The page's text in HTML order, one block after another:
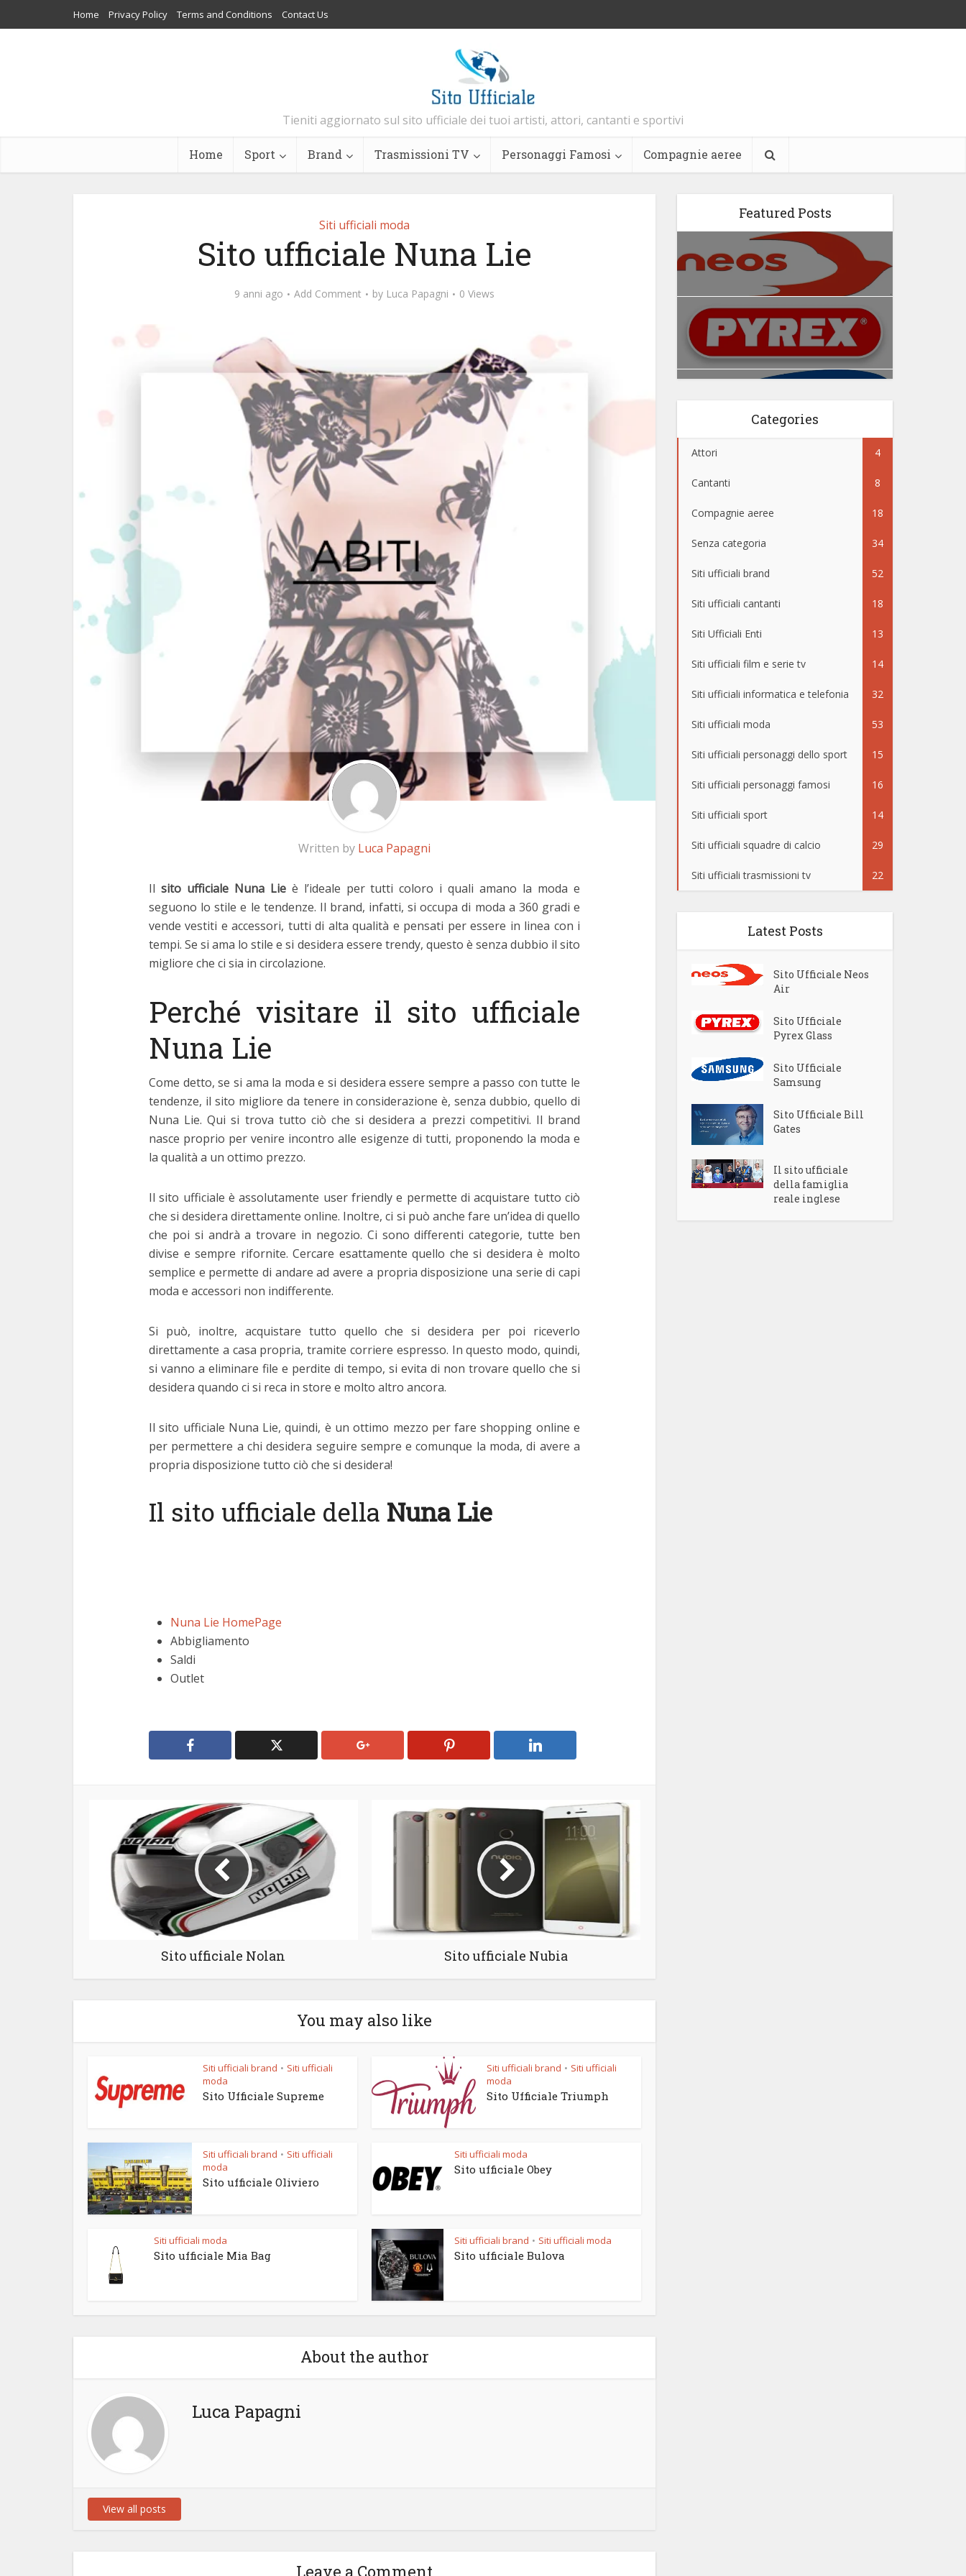
Home Privacy Policy Terms and Conditions Contact Us
Tieniti aggiornato sul sito ufficiale dei tuoi artisti, attori, cantanti e sportivi
Home Sport Brand Trasmissioni TV Personaggi Famosi Compagnie aeree
Siti ufficiali moda
Sito ufficiale Nuna Lie
9 anni ago Add Comment by Luca Papagni 0 Views
Written by Luca Papagni
Il sito ufficiale Nuna Lie è l’ideale per tutti coloro i quali amano la moda e
seguono lo stile e le tendenze. Il brand, infatti, si occupa di moda a 360 gradi e
vende vestiti e accessori, tutti di alta qualità e pensati per essere in linea con i
tempi. Se si ama lo stile e si desidera essere trendy, questo è senza dubbio il sito
migliore che ci sia in circolazione.
Perché visitare il sito ufficiale
Nuna Lie
Come detto, se si ama la moda e si desidera essere sempre a passo con tutte le
tendenze, il sito migliore da tenere in considerazione è, senza dubbio, quello di
Nuna Lie. Qui si trova tutto ciò che si desidera a prezzi competitivi. Il brand
nasce proprio per venire incontro alle esigenze di tutti, proponendo la moda e
la qualità a un ottimo prezzo.
Il sito ufficiale è assolutamente user friendly e permette di acquistare tutto ciò
che si desidera direttamente online. Inoltre, ci si può anche fare un’idea di quello
che poi si andrà a trovare in negozio. Ci sono differenti categorie, tutte ben
divise e sempre rifornite. Cercare esattamente quello che si desidera è molto
semplice e permette di andare ad avere a propria disposizione una serie di capi
moda e accessori non indifferente.
Si può, inoltre, acquistare tutto quello che si desidera per poi riceverlo
direttamente a casa propria, tramite corriere espresso. In questo modo, quindi,
si vanno a eliminare file e perdite di tempo, si evita di non trovare quello che si
desidera quando ci si reca in store e molto altro ancora.
Il sito ufficiale Nuna Lie, quindi, è un ottimo mezzo per fare shopping online e
per permettere a chi desidera seguire sempre e comunque la moda, di avere a
propria disposizione tutto ciò che si desidera!
Il sito ufficiale della Nuna Lie
Nuna Lie HomePage
Abbigliamento
Saldi
Outlet
Sito ufficiale Nolan Sito ufficiale Nubia
You may also like
Siti ufficiali brand • Siti ufficiali
moda
Sito Ufficiale Supreme
Siti ufficiali brand • Siti ufficiali
moda
Sito Ufficiale Triumph
Siti ufficiali brand • Siti ufficiali
moda
Sito ufficiale Oliviero
Siti ufficiali moda
Sito ufficiale Obey
Siti ufficiali moda
Sito ufficiale Mia Bag
Siti ufficiali brand • Siti ufficiali moda
Sito ufficiale Bulova
About the author
Luca Papagni
View all posts
Leave a Comment
Featured Posts
Categories
Attori 4
Cantanti 8
Compagnie aeree 18
Senza categoria 34
Siti ufficiali brand 52
Siti ufficiali cantanti 18
Siti Ufficiali Enti 13
Siti ufficiali film e serie tv 14
Siti ufficiali informatica e telefonia 32
Siti ufficiali moda 53
Siti ufficiali personaggi dello sport 15
Siti ufficiali personaggi famosi 16
Siti ufficiali sport 14
Siti ufficiali squadre di calcio 29
Siti ufficiali trasmissioni tv 22
Latest Posts
Sito Ufficiale Neos
Air
Sito Ufficiale
Pyrex Glass
Sito Ufficiale
Samsung
Sito Ufficiale Bill
Gates
Il sito ufficiale
della famiglia
reale inglese